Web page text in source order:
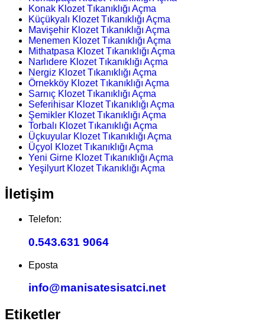
Konak Klozet Tıkanıklığı Açma
Küçükyalı Klozet Tıkanıklığı Açma
Mavişehir Klozet Tıkanıklığı Açma
Menemen Klozet Tıkanıklığı Açma
Mithatpasa Klozet Tıkanıklığı Açma
Narlıdere Klozet Tıkanıklığı Açma
Nergiz Klozet Tıkanıklığı Açma
Örnekköy Klozet Tıkanıklığı Açma
Sarnıç Klozet Tıkanıklığı Açma
Seferihisar Klozet Tıkanıklığı Açma
Şemikler Klozet Tıkanıklığı Açma
Torbalı Klozet Tıkanıklığı Açma
Üçkuyular Klozet Tıkanıklığı Açma
Üçyol Klozet Tıkanıklığı Açma
Yeni Girne Klozet Tıkanıklığı Açma
Yeşilyurt Klozet Tıkanıklığı Açma
İletişim
Telefon:
0.543.631 9064
Eposta
info@manisatesisatci.net
Etiketler